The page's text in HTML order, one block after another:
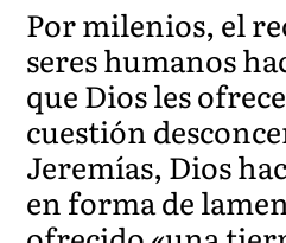
Por milenios, el
seres humanos
que Dios les
cuestión
Jeremías, Dios
en forma de